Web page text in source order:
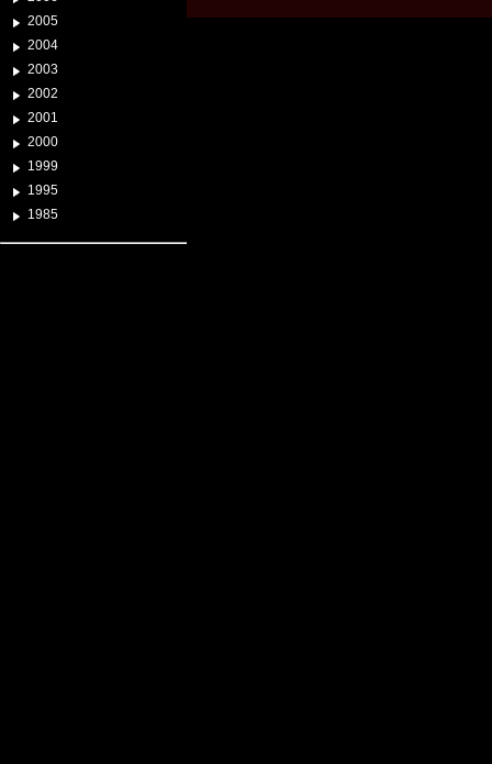
2005
2004
2003
2002
2001
2000
1999
1995
1985